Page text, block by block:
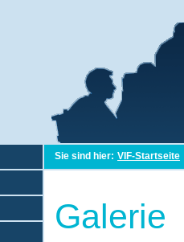
Sie sind hier: VIF-Startseite
Galerie